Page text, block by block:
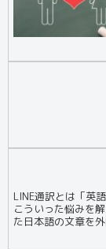
LINE通訳とは「英
こういった悩みを
た日本語の文章を